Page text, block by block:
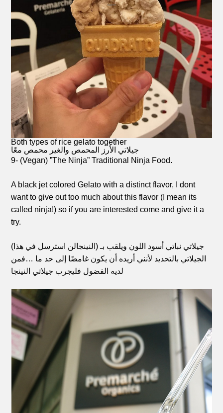
Both types of rice gelato together
جيلاتي الأرز المحمص والغير محمص معًا
9- (Vegan) ”The Ninja” Traditional Ninja Food.
A black jet colored Gelato with a distinct flavor, I dont
want to give out too much about this flavor (I mean its
called ninja!) so if you are interested come and give it a
try.
(جيلاتي نباتي أسود اللون ويلقب بـ (النينجالن استرسل في هذا
الجيلاتي بالتحديد لأنني أريده أن يكون غامضًا إلى حد ما …فمن
لديه الفضول فليجرب جيلاتي النينجا